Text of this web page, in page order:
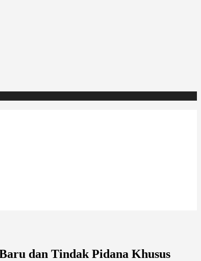
dan Tindak Pidana Khusus